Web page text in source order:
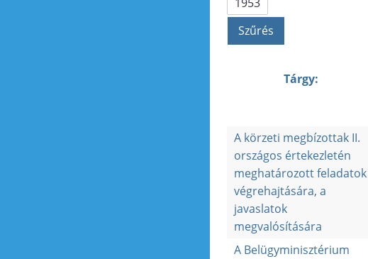
Tárgy:
A körzeti megbízottak II.
országos értekezletén
meghatározott feladatok
végrehajtására, a
javaslatok
megvalósítására
A Belügyminisztérium